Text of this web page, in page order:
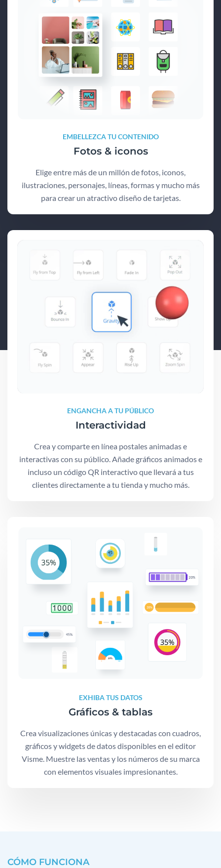
EMBELLEZCA TU CONTENIDO
Fotos & iconos
Elige entre más de un millón de fotos, iconos,
ilustraciones, personajes, líneas, formas y mucho más
para crear un atractivo diseño de tarjetas.
ENGANCHA A TU PÚBLICO
Interactividad
Crea y comparte en línea postales animadas e
interactivas con su público. Añade gráficos animados e
incluso un código QR interactivo que llevará a tus
clientes directamente a tu tienda y mucho más.
EXHIBA TUS DATOS
Gráficos & tablas
Crea visualizaciones únicas y destacadas con cuadros,
gráficos y widgets de datos disponibles en el editor
Visme. Muestre las ventas y los números de su marca
con elementos visuales impresionantes.
CÓMO FUNCIONA